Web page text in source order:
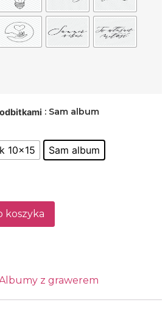
: Sam album
10x15 Sam album
koszyka
z grawerem